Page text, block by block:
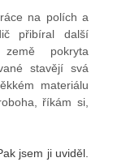
na polích a
přibíral další
pokryta
stavějí svá
materiálu
říkám si,
jsem ji uviděl.